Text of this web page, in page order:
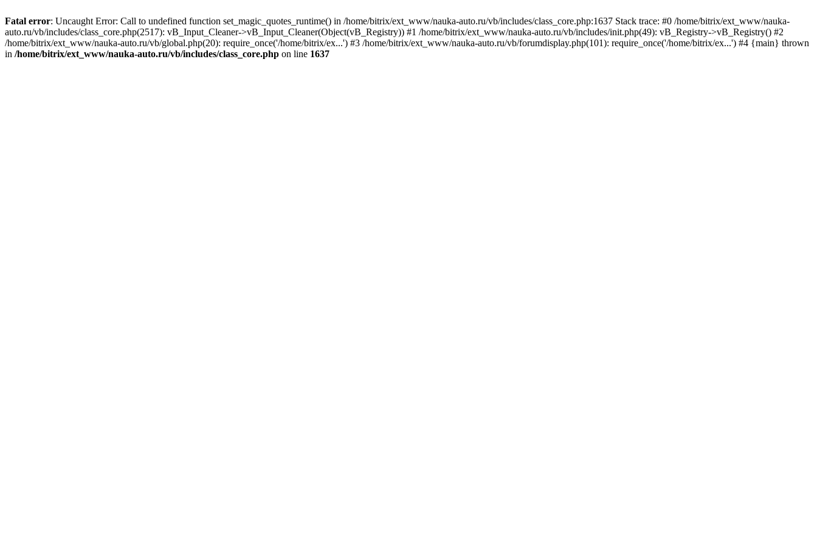
Fatal error: Uncaught Error: Call to undefined function set_magic_quotes_runtime() in /home/bitrix/ext_www/nauka-auto.ru/vb/includes/class_core.php:1637 Stack trace: #0 /home/bitrix/ext_www/nauka-
auto.ru/vb/includes/class_core.php(2517): vB_Input_Cleaner->vB_Input_Cleaner(Object(vB_Registry)) #1 /home/bitrix/ext_www/nauka-auto.ru/vb/includes/init.php(49): vB_Registry->vB_Registry() #2
/home/bitrix/ext_www/nauka-auto.ru/vb/global.php(20): require_once('/home/bitrix/ex...') #3 /home/bitrix/ext_www/nauka-auto.ru/vb/forumdisplay.php(101): require_once('/home/bitrix/ex...') #4 {main} thrown
in /home/bitrix/ext_www/nauka-auto.ru/vb/includes/class_core.php on line 1637